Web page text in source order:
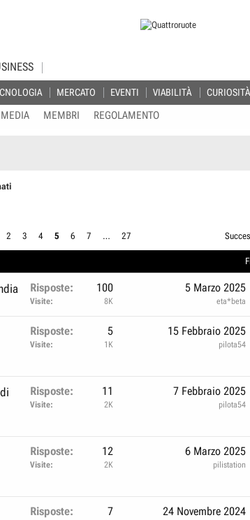
MERCATO EVENTI VIABILITÀ CURIOSITÀ
MEDIA MEMBRI REGOLAMENTO
2 3 4 5 6 7 … 27
Risposte 100
Visite 8K
5 Marzo 2025
eta*beta
Risposte 5
Visite 1K
15 Febbraio 2025
pilota54
Risposte 11
Visite 2K
7 Febbraio 2025
pilota54
Risposte 12
Visite 2K
6 Marzo 2025
pilistation
Risposte 7 24 Novembre 2024